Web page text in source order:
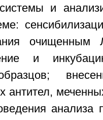
и
очищенным
и
антител,
анализа